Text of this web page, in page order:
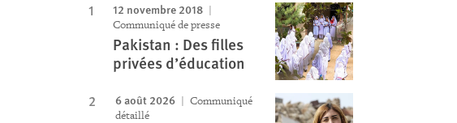
12 novembre 2018
Communiqué de presse
Pakistan : Des filles
privées d’éducation
6 août 2026
Communiqué
détaillé